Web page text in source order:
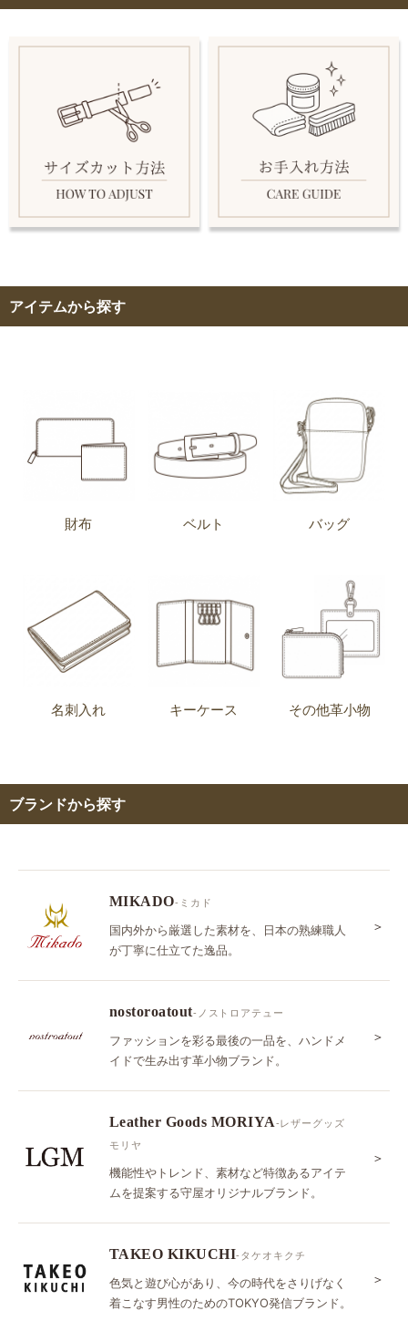
アイテムから探す
財布 ベルト バッグ
名刺入れ キーケース その他革小物
ブランドから探す
MIKADO-ミカド
国内外から厳選した素材を、日本の熟練職人
が丁寧に仕立てた逸品。
＞
nostoroatout-ノストロアテュー
ファッションを彩る最後の一品を、ハンドメ
イドで生み出す革小物ブランド。
＞
Leather Goods MORIYA-レザーグッズ
モリヤ
機能性やトレンド、素材など特徴あるアイテ
ムを提案する守屋オリジナルブランド。
＞
TAKEO KIKUCHI-タケオキクチ
色気と遊び心があり、今の時代をさりげなく
着こなす男性のためのTOKYO発信ブランド。
＞